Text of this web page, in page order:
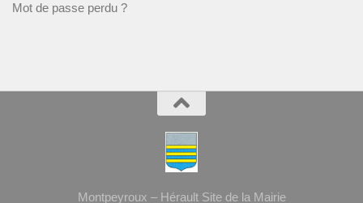
Mot de passe perdu ?
Montpeyroux – Hérault Site de la Mairie